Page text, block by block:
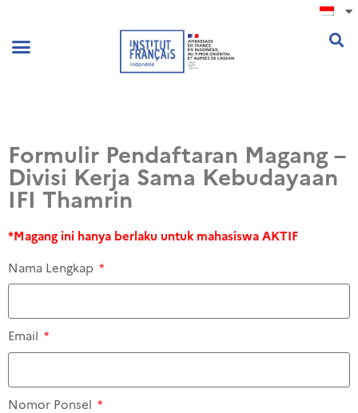
Formulir Pendaftaran Magang –
Divisi Kerja Sama Kebudayaan
IFI Thamrin​
*Magang ini hanya berlaku untuk mahasiswa AKTIF
Nama Lengkap
Email
Nomor Ponsel